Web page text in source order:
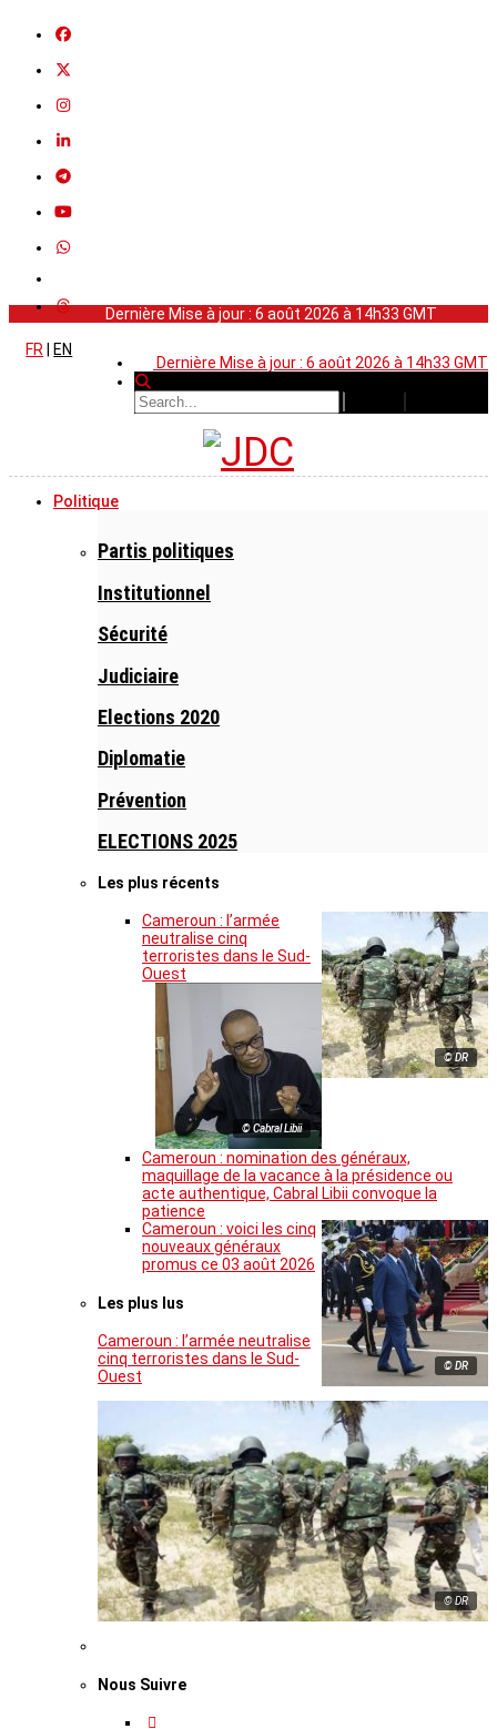
Dernière Mise à jour : 6 août 2026 à 14h33 GMT
Dernière Mise à jour : 6 août 2026 à 14h33 GMT
FR
EN
Politique
Partis politiques
Institutionnel
Sécurité
Judiciaire
Elections 2020
Diplomatie
Prévention
ELECTIONS 2025
Les plus récents
© DR
Cameroun : l’armée
neutralise cinq
terroristes dans le Sud-
Ouest
© Cabral Libii
Cameroun : nomination des généraux,
maquillage de la vacance à la présidence ou
acte authentique, Cabral Libii convoque la
patience
© DR
Cameroun : voici les cinq
nouveaux généraux
promus ce 03 août 2026
Les plus lus
Cameroun : l’armée neutralise
cinq terroristes dans le Sud-
Ouest
© DR
Nous Suivre